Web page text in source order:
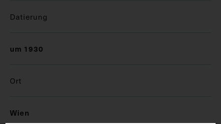
Datierung
um 1930
Ort
Wien